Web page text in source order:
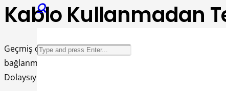
Kablo Kullanmadan
Geçmiş dönemlerde akıllı telefon ve akıllı TV modelleri
bağlanmada çeşitli sorunlar yaşanabiliyordu. Bu
Dolaysıyla bugün itibariyle teknolojinin mobil cihaz ve